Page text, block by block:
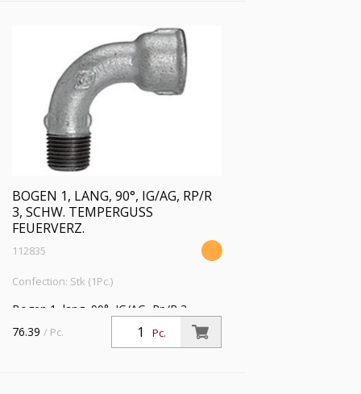
BOGEN 1, LANG, 90°, IG/AG, RP/R
3, SCHW. TEMPERGUSS
FEUERVERZ.
112835
Confection: Stk (1Pc.)
Bogen 1, lang, 90°, IG/AG, Rp/R 3,
Betriebstemperatur -20 °C bis 300 °C,
schwarzer Temperguss, feuerverzinkt,
Pc.
76.39 / Pc.